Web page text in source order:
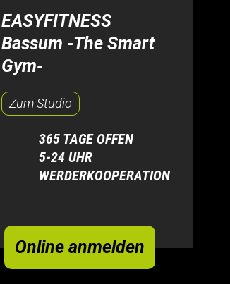
EASYFITNESS
Bassum -The Smart
Gym-
Zum Studio
365 TAGE OFFEN
5-24 UHR
WERDERKOOPERATION
Online anmelden